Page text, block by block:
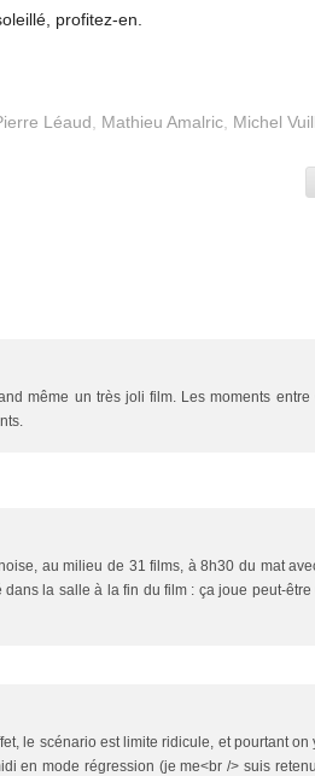
profitez-en.
Léaud Mathieu Amalric Michel
même un très joli film. Les moments
au milieu de 31 films, à 8h30 du mat
la salle à la fin du film : ça joue peut-être
le scénario est limite ridicule, et pourtant on
en mode régression (je me<br /> suis